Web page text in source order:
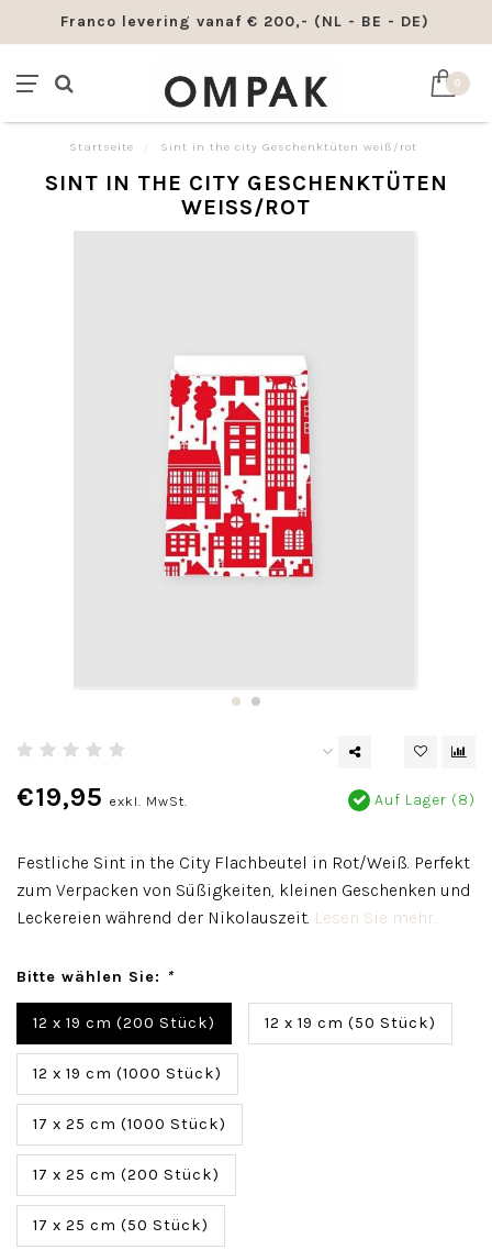
Franco levering vanaf € 200,- (NL - BE - DE)
0
Startseite Sint in the city Geschenktüten weiß/rot
SINT IN THE CITY GESCHENKTÜTEN
WEISS/ROT
€19,95 exkl. MwSt. Auf Lager (8)
Festliche Sint in the City Flachbeutel in Rot/Weiß. Perfekt
zum Verpacken von Süßigkeiten, kleinen Geschenken und
Leckereien während der Nikolauszeit. Lesen Sie mehr..
Bitte wählen Sie: *
12 x 19 cm (200 Stück) 12 x 19 cm (50 Stück)
12 x 19 cm (1000 Stück)
17 x 25 cm (1000 Stück)
17 x 25 cm (200 Stück)
17 x 25 cm (50 Stück)